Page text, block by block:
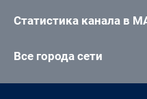
Статистика канала в
Все города сети